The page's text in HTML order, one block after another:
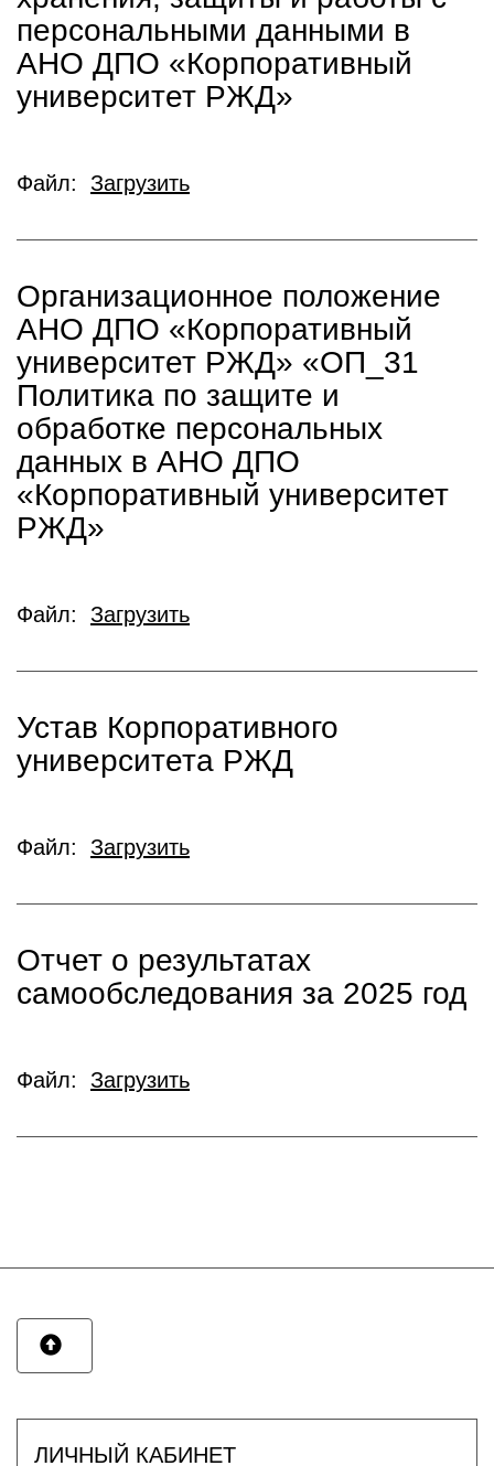
персональными данными в
АНО ДПО «Корпоративный
университет РЖД»
Файл: Загрузить
Организационное положение
АНО ДПО «Корпоративный
университет РЖД» «ОП_31
Политика по защите и
обработке персональных
данных в АНО ДПО
«Корпоративный университет
РЖД»
Файл: Загрузить
Устав Корпоративного
университета РЖД
Файл: Загрузить
Отчет о результатах
самообследования за 2025 год
Файл: Загрузить
ЛИЧНЫЙ КАБИНЕТ